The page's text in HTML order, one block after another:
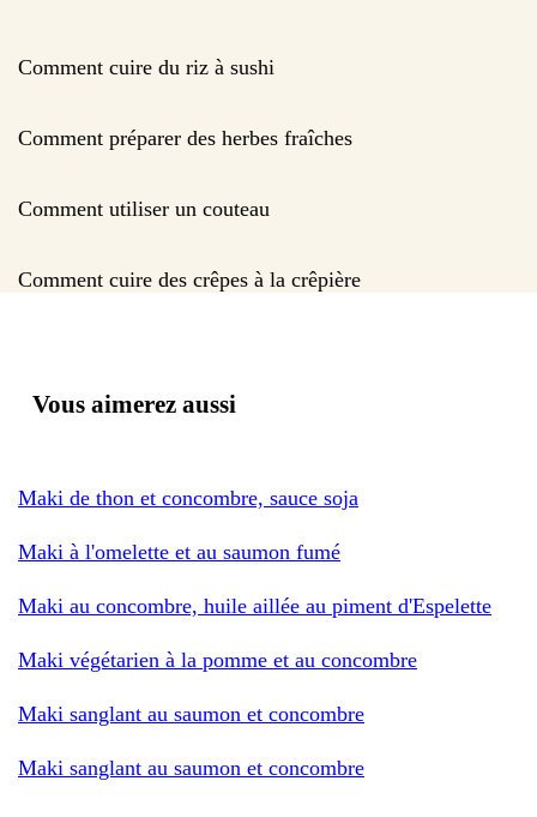
Comment cuire du riz à sushi
Comment préparer des herbes fraîches
Comment utiliser un couteau
Comment cuire des crêpes à la crêpière
Vous aimerez aussi
Maki de thon et concombre, sauce soja
Maki à l'omelette et au saumon fumé
Maki au concombre, huile aillée au piment d'Espelette
Maki végétarien à la pomme et au concombre
Maki sanglant au saumon et concombre
Maki sanglant au saumon et concombre